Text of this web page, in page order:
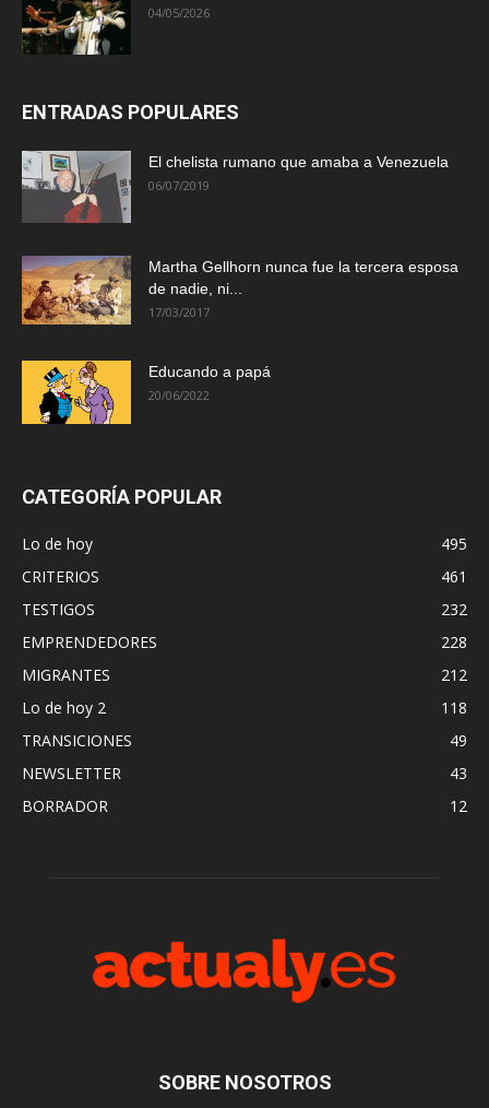
04/05/2026
ENTRADAS POPULARES
El chelista rumano que amaba a Venezuela
06/07/2019
Martha Gellhorn nunca fue la tercera esposa
de nadie, ni...
17/03/2017
Educando a papá
20/06/2022
CATEGORÍA POPULAR
Lo de hoy
495
CRITERIOS
461
TESTIGOS
232
EMPRENDEDORES
228
MIGRANTES
212
Lo de hoy 2
118
TRANSICIONES
49
NEWSLETTER
43
BORRADOR
12
SOBRE NOSOTROS